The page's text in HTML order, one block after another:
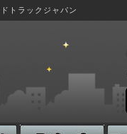
トラックジャパン